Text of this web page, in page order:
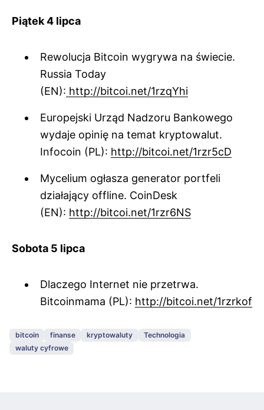
Piątek 4 lipca
Rewolucja Bitcoin wygrywa na świecie.
Russia Today
(EN): http://bitcoi.net/1rzqYhi
Europejski Urząd Nadzoru Bankowego
wydaje opinię na temat kryptowalut.
Infocoin (PL): http://bitcoi.net/1rzr5cD
Mycelium ogłasza generator portfeli
działający offline. CoinDesk
(EN): http://bitcoi.net/1rzr6NS
Sobota 5 lipca
Dlaczego Internet nie przetrwa.
Bitcoinmama (PL): http://bitcoi.net/1rzrkof
bitcoin finanse kryptowaluty
Technologia
waluty cyfrowe